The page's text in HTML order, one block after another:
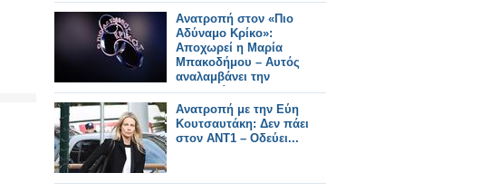
Ανατροπή στον «Πιο
Αδύναμο Κρίκο»:
Αποχωρεί η Μαρία
Μπακοδήμου – Αυτός
αναλαμβάνει την
παρουσίαση
Ανατροπή με την Εύη
Κουτσαυτάκη: Δεν πάει
στον ΑΝΤ1 – Οδεύει...